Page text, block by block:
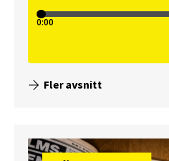
Fler avsnitt